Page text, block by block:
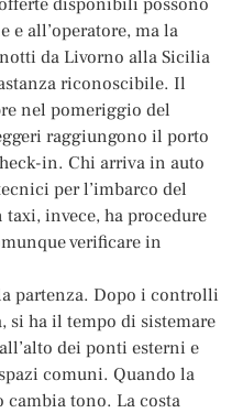
e all’operatore, ma la
da Livorno alla Sicilia
riconoscibile. Il
nel pomeriggio del
raggiungono il porto
in. Chi arriva in auto
per l’imbarco del
invece, ha procedure
verificare in
partenza. Dopo i controlli
si ha il tempo di sistemare
dei ponti esterni e
comuni. Quando la
tono. La costa